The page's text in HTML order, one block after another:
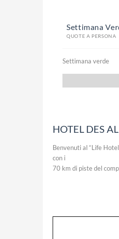
Settimana
QUOTE A PERSONA
Settimana verde
HOTEL DES
Benvenuti al “Life
con i
70 km di piste del